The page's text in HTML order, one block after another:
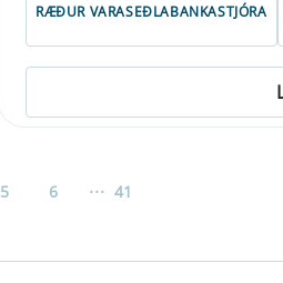
RÆÐUR VARASEÐLABANKASTJÓRA
5 6 ... 41